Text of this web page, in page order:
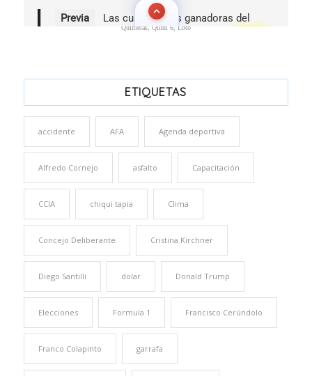
Quinielas, Quini 6, Loto
ETIQUETAS
accidente AFA Agenda deportiva
Alfredo Cornejo asfalto Capacitación
CCIA chiqui tapia Clima
Concejo Deliberante Cristina Kirchner
Diego Santilli dolar Donald Trump
Elecciones Formula 1 Francisco Cerúndolo
Franco Colapinto garrafa